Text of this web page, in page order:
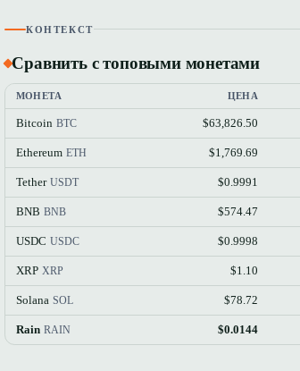
КОНТЕКСТ
Сравнить с топовыми монетами
МОНЕТА ЦЕНА
Bitcoin BTC $63,826.50
Ethereum ETH $1,769.69
Tether USDT $0.9991
BNB BNB $574.47
USDC USDC $0.9998
XRP XRP $1.10
Solana SOL $78.72
Rain RAIN $0.0144